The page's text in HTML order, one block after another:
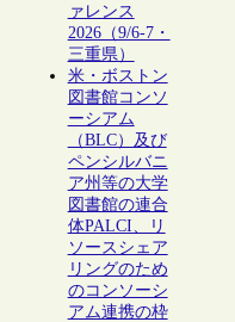
ァレンス
2026（9/6-7・
三重県）
米・ボストン
図書館コンソ
ーシアム
（BLC）及び
ペンシルバニ
ア州等の大学
図書館の連合
体PALCI、リ
ソースシェア
リングのため
のコンソーシ
アム連携の枠